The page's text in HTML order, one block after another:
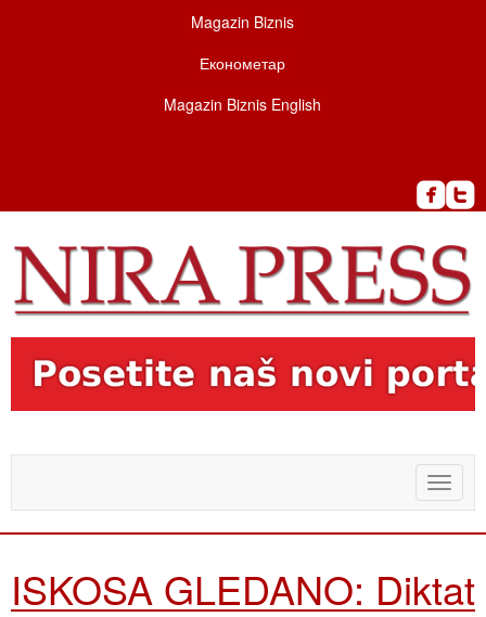
Magazin Biznis
Економетар
Magazin Biznis English
Toggle
ISKOSA GLEDANO: Diktat